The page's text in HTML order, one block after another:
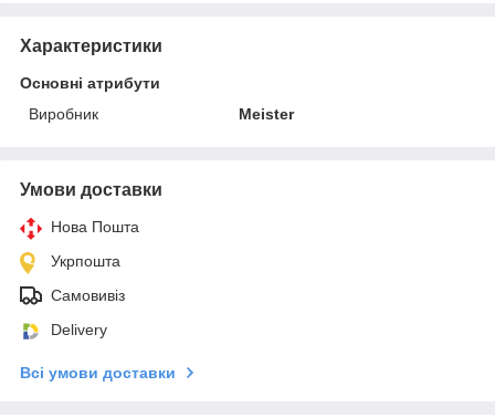
Характеристики
Основні атрибути
Виробник
Meister
Умови доставки
Нова Пошта
Укрпошта
Самовивіз
Delivery
Всі умови доставки